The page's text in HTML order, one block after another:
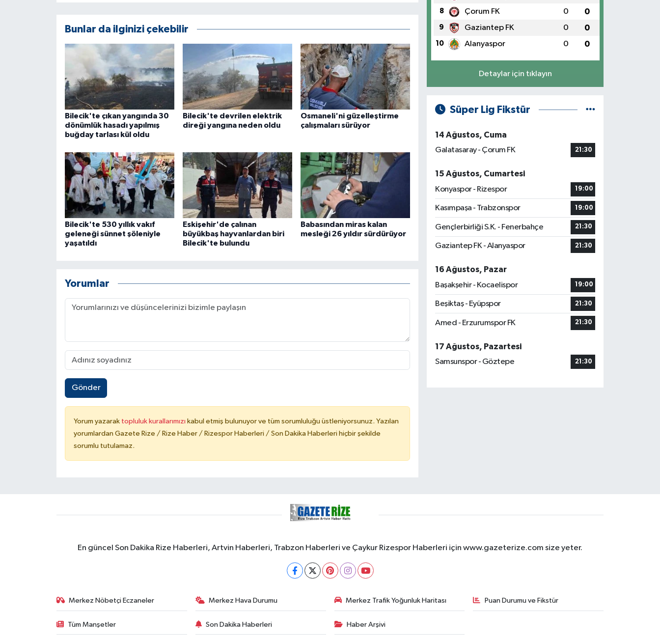
Bunlar da ilginizi çekebilir
Bilecik'te çıkan yangında 30
dönümlük hasadı yapılmış
buğday tarlası kül oldu
Bilecik'te devrilen elektrik
direği yangına neden oldu
Osmaneli'ni güzelleştirme
çalışmaları sürüyor
Bilecik'te 530 yıllık vakıf
geleneği sünnet şöleniyle
yaşatıldı
Eskişehir'de çalınan
büyükbaş hayvanlardan biri
Bilecik'te bulundu
Babasından miras kalan
mesleği 26 yıldır sürdürüyor
Yorumlar
Gönder
Yorum yazarak topluluk kurallarımızı kabul etmiş bulunuyor ve tüm sorumluluğu üstleniyorsunuz. Yazılan
yorumlardan Gazete Rize / Rize Haber / Rizespor Haberleri / Son Dakika Haberleri hiçbir şekilde
sorumlu tutulamaz.
8 Çorum FK 0 0
9 Gaziantep FK 0 0
10 Alanyaspor 0 0
Detaylar için tıklayın
Süper Lig Fikstür
14 Ağustos, Cuma
Galatasaray - Çorum FK
21:30
15 Ağustos, Cumartesi
Konyaspor - Rizespor
19:00
Kasımpaşa - Trabzonspor 19:00
Gençlerbirliği S.K. - Fenerbahçe 21:30
Gaziantep FK - Alanyaspor 21:30
16 Ağustos, Pazar
Başakşehir - Kocaelispor
19:00
Beşiktaş - Eyüpspor 21:30
Amed - Erzurumspor FK 21:30
17 Ağustos, Pazartesi
Samsunspor - Göztepe
21:30
En güncel Son Dakika Rize Haberleri, Artvin Haberleri, Trabzon Haberleri ve Çaykur Rizespor Haberleri için www.gazeterize.com size yeter.
Merkez Nöbetçi Eczaneler Merkez Hava Durumu Merkez Trafik Yoğunluk Haritası Puan Durumu ve Fikstür
Tüm Manşetler Son Dakika Haberleri Haber Arşivi